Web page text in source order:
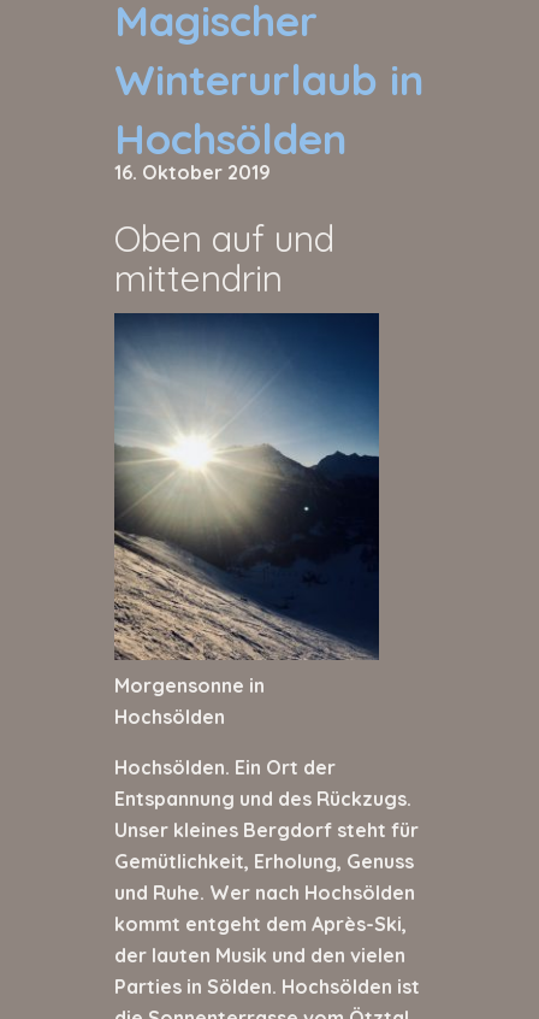
Magischer
Winterurlaub in
Hochsölden
16. Oktober 2019
Oben auf und
mittendrin
Morgensonne in
Hochsölden
Hochsölden. Ein Ort der
Entspannung und des Rückzugs.
Unser kleines Bergdorf steht für
Gemütlichkeit, Erholung, Genuss
und Ruhe. Wer nach Hochsölden
kommt entgeht dem Après-Ski,
der lauten Musik und den vielen
Parties in Sölden. Hochsölden ist